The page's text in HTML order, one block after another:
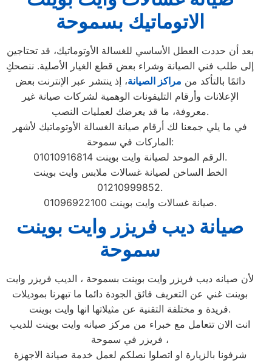
الاتوماتيك بسموحة
بعد أن حددت العطل الأساسي للغسالة الأوتوماتيك، قد تحتاجين
إلى طلب فني الصيانة وشراء بعض قطع الغيار الأصلية. ننصحكِ
دائمًا بالتأكد من مراكز الصيانة، إذ ينتشر عبر الإنترنت بعض
الإعلانات وأرقام التليفونات الوهمية لشركات صيانة غير
معروفة، ما قد يعرضك لعمليات النصب.
في ما يلي جمعنا لك أرقام صيانة الغسالة الأوتوماتيك لأشهر
الماركات في سموحة:
الرقم الموحد لصيانة وايت بوينت 01010916814.
الخط الساخن لصيانة غسالات ملابس وايت بوينت
01210999852.
صيانة غسالات وايت بوينت 01096922100.
صيانة ديب فريزر وايت بوينت
سموحة
لأن صيانه ديب فريزر وايت بوينت بسموحة ، الديب فريزر وايت
بوينت غني عن التعريف فائق الجودة دائما ما تبهرنا بموديلات
فريدة و مختلفة التقنية عن مثيلاتها انها وايت بوينت.
انت الان تتعامل مع خبراء من مركز صيانه وايت بوينت للديب
فريزر في سموحة ،
شرفونا بالزيارة او اتصلوا نصلكم لعمل خدمة صيانة الاجهزة